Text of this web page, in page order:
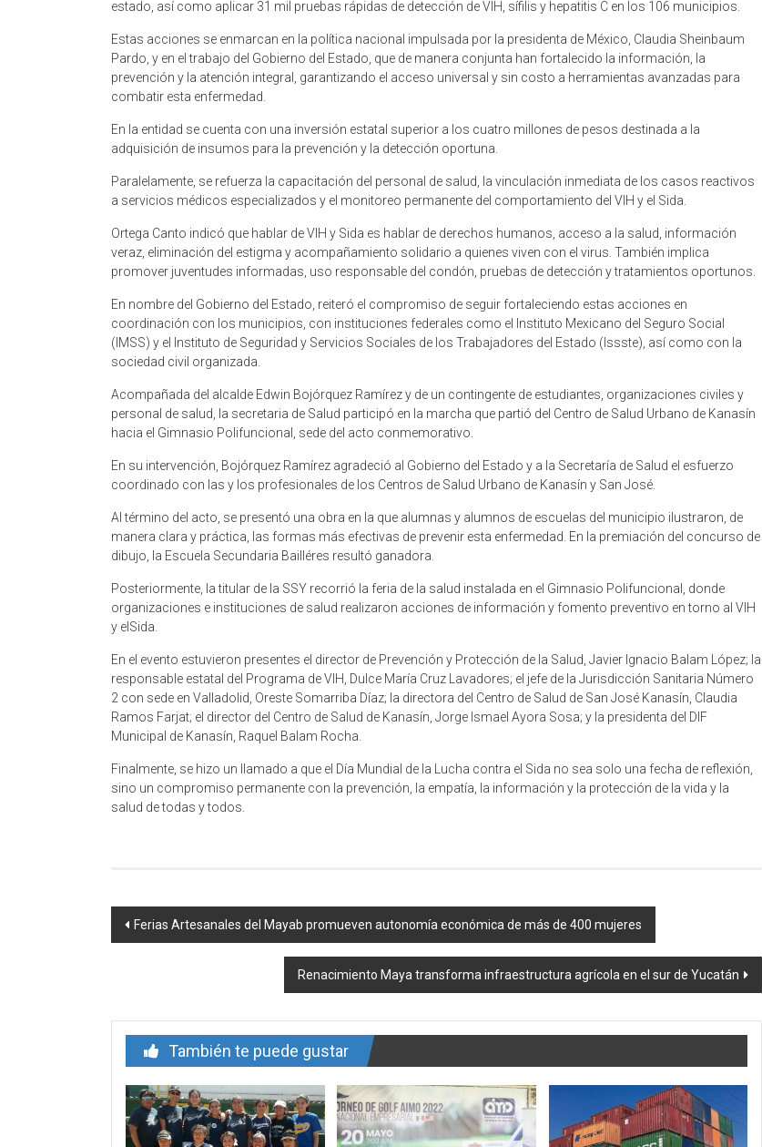
estado, así como aplicar 31 mil pruebas rápidas de detección de VIH, sífilis y hepatitis C en los 106 municipios.
Estas acciones se enmarcan en la política nacional impulsada por la presidenta de México, Claudia Sheinbaum
Pardo, y en el trabajo del Gobierno del Estado, que de manera conjunta han fortalecido la información, la
prevención y la atención integral, garantizando el acceso universal y sin costo a herramientas avanzadas para
combatir esta enfermedad.
En la entidad se cuenta con una inversión estatal superior a los cuatro millones de pesos destinada a la
adquisición de insumos para la prevención y la detección oportuna.
Paralelamente, se refuerza la capacitación del personal de salud, la vinculación inmediata de los casos reactivos
a servicios médicos especializados y el monitoreo permanente del comportamiento del VIH y el Sida.
Ortega Canto indicó que hablar de VIH y Sida es hablar de derechos humanos, acceso a la salud, información
veraz, eliminación del estigma y acompañamiento solidario a quienes viven con el virus. También implica
promover juventudes informadas, uso responsable del condón, pruebas de detección y tratamientos oportunos.
En nombre del Gobierno del Estado, reiteró el compromiso de seguir fortaleciendo estas acciones en
coordinación con los municipios, con instituciones federales como el Instituto Mexicano del Seguro Social
(IMSS) y el Instituto de Seguridad y Servicios Sociales de los Trabajadores del Estado (Issste), así como con la
sociedad civil organizada.
Acompañada del alcalde Edwin Bojórquez Ramírez y de un contingente de estudiantes, organizaciones civiles y
personal de salud, la secretaria de Salud participó en la marcha que partió del Centro de Salud Urbano de Kanasín
hacia el Gimnasio Polifuncional, sede del acto conmemorativo.
En su intervención, Bojórquez Ramírez agradeció al Gobierno del Estado y a la Secretaría de Salud el esfuerzo
coordinado con las y los profesionales de los Centros de Salud Urbano de Kanasín y San José.
Al término del acto, se presentó una obra en la que alumnas y alumnos de escuelas del municipio ilustraron, de
manera clara y práctica, las formas más efectivas de prevenir esta enfermedad. En la premiación del concurso de
dibujo, la Escuela Secundaria Bailléres resultó ganadora.
Posteriormente, la titular de la SSY recorrió la feria de la salud instalada en el Gimnasio Polifuncional, donde
organizaciones e instituciones de salud realizaron acciones de información y fomento preventivo en torno al VIH
y elSida.
En el evento estuvieron presentes el director de Prevención y Protección de la Salud, Javier Ignacio Balam López; la
responsable estatal del Programa de VIH, Dulce María Cruz Lavadores; el jefe de la Jurisdicción Sanitaria Número
2 con sede en Valladolid, Oreste Somarriba Díaz; la directora del Centro de Salud de San José Kanasín, Claudia
Ramos Farjat; el director del Centro de Salud de Kanasín, Jorge Ismael Ayora Sosa; y la presidenta del DIF
Municipal de Kanasín, Raquel Balam Rocha.
Finalmente, se hizo un llamado a que el Día Mundial de la Lucha contra el Sida no sea solo una fecha de reflexión,
sino un compromiso permanente con la prevención, la empatía, la información y la protección de la vida y la
salud de todas y todos.
Navegación
Ferias Artesanales del Mayab promueven autonomía económica de más de 400 mujeres
Renacimiento Maya transforma infraestructura agrícola en el sur de Yucatán
También te puede gustar